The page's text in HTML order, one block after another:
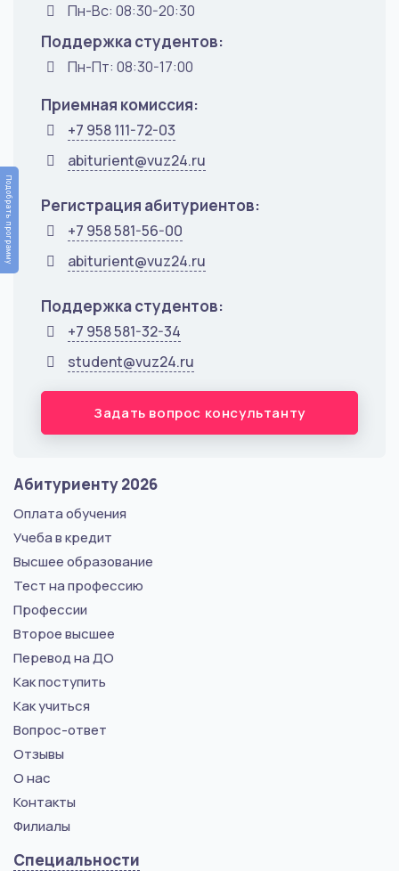
Пн-Вс: 08:30-20:30
Поддержка студентов:
Пн-Пт: 08:30-17:00
Приемная комиссия:
+7 958 111-72-03
abiturient@vuz24.ru
Регистрация абитуриентов:
+7 958 581-56-00
abiturient@vuz24.ru
Поддержка студентов:
+7 958 581-32-34
student@vuz24.ru
Задать вопрос консультанту
Абитуриенту 2026
Оплата обучения
Учеба в кредит
Высшее образование
Тест на профессию
Профессии
Второе высшее
Перевод на ДО
Как поступить
Как учиться
Вопрос-ответ
Отзывы
О нас
Контакты
Филиалы
Специальности
Подобрать программу